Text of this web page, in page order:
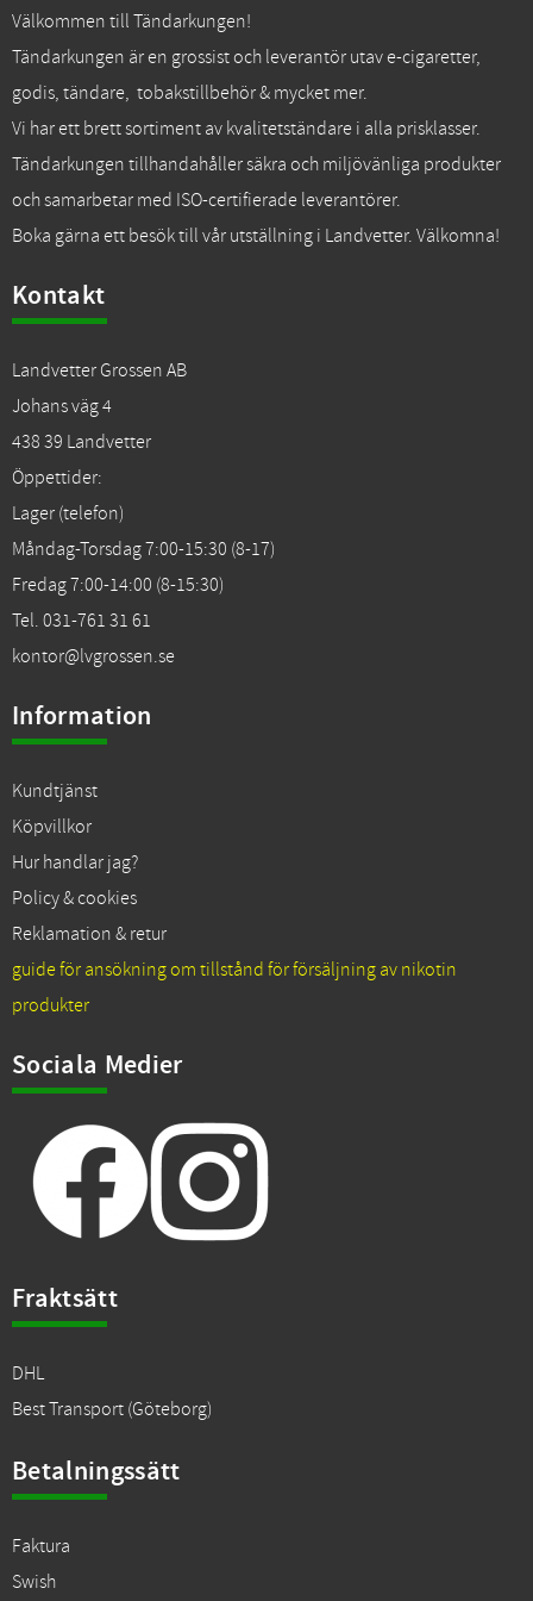
Välkommen till Tändarkungen!
Tändarkungen är en grossist och leverantör utav e-cigaretter,
godis, tändare, tobakstillbehör & mycket mer.
Vi har ett brett sortiment av kvalitetständare i alla prisklasser.
Tändarkungen tillhandahåller säkra och miljövänliga produkter
och samarbetar med ISO-certifierade leverantörer.
Boka gärna ett besök till vår utställning i Landvetter. Välkomna!
Kontakt
Landvetter Grossen AB
Johans väg 4
438 39 Landvetter
Öppettider:
Lager (telefon)
Måndag-Torsdag 7:00-15:30 (8-17)
Fredag 7:00-14:00 (8-15:30)
Tel. 031-761 31 61
kontor@lvgrossen.se
Information
Kundtjänst
Köpvillkor
Hur handlar jag?
Policy & cookies
Reklamation & retur
guide för ansökning om tillstånd för försäljning av nikotin
produkter
Sociala Medier
Fraktsätt
DHL
Best Transport (Göteborg)
Betalningssätt
Faktura
Swish